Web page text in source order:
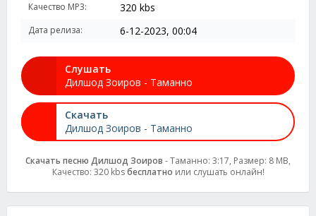
Качество MP3: 320 kbs
Дата релиза: 6-12-2023, 00:04
Слушать
Дилшод Зоиров - Таманно
Скачать
Дилшод Зоиров - Таманно
Скачать песню Дилшод Зоиров - Таманно: 3:17, Размер: 8 MB,
Качество: 320 kbsбесплатно или слушать онлайн!